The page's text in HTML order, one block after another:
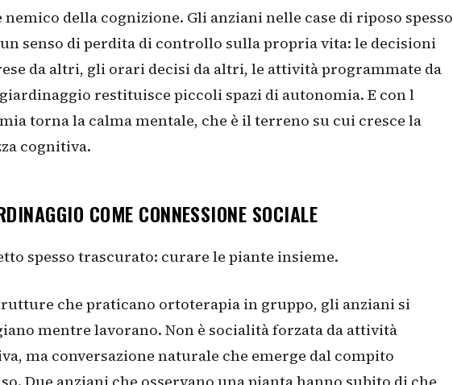
nemico della cognizione. Gli anziani nelle case di riposo spesso
senso di perdita di controllo sulla propria vita: le decisioni
da altri, gli orari decisi da altri, le attività programmate da
restituisce piccoli spazi di autonomia. E con l
torna la calma mentale, che è il terreno su cui cresce la
cognitiva.
COME CONNESSIONE SOCIALE
spesso trascurato: curare le piante insieme.
che praticano ortoterapia in gruppo, gli anziani si
mentre lavorano. Non è socialità forzata da attività
ma conversazione naturale che emerge dal compito